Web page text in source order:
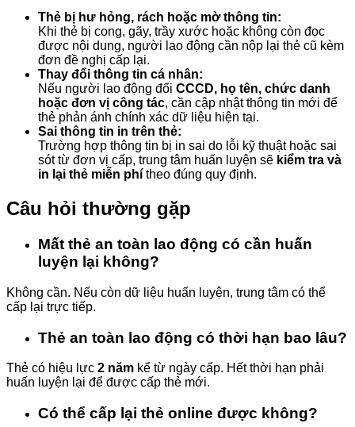
Thẻ bị hư hỏng, rách hoặc mờ thông tin:
Khi thẻ bị cong, gãy, trầy xước hoặc không còn đọc
được nội dung, người lao động cần nộp lại thẻ cũ kèm
đơn đề nghị cấp lại.
Thay đổi thông tin cá nhân:
Nếu người lao động đổi CCCD, họ tên, chức danh
hoặc đơn vị công tác, cần cập nhật thông tin mới để
thẻ phản ánh chính xác dữ liệu hiện tại.
Sai thông tin in trên thẻ:
Trường hợp thông tin bị in sai do lỗi kỹ thuật hoặc sai
sót từ đơn vị cấp, trung tâm huấn luyện sẽ kiểm tra và
in lại thẻ miễn phí theo đúng quy định.
Câu hỏi thường gặp
Mất thẻ an toàn lao động có cần huấn
luyện lại không?
Không cần. Nếu còn dữ liệu huấn luyện, trung tâm có thể
cấp lại trực tiếp.
Thẻ an toàn lao động có thời hạn bao lâu?
Thẻ có hiệu lực 2 năm kể từ ngày cấp. Hết thời hạn phải
huấn luyện lại để được cấp thẻ mới.
Có thể cấp lại thẻ online được không?